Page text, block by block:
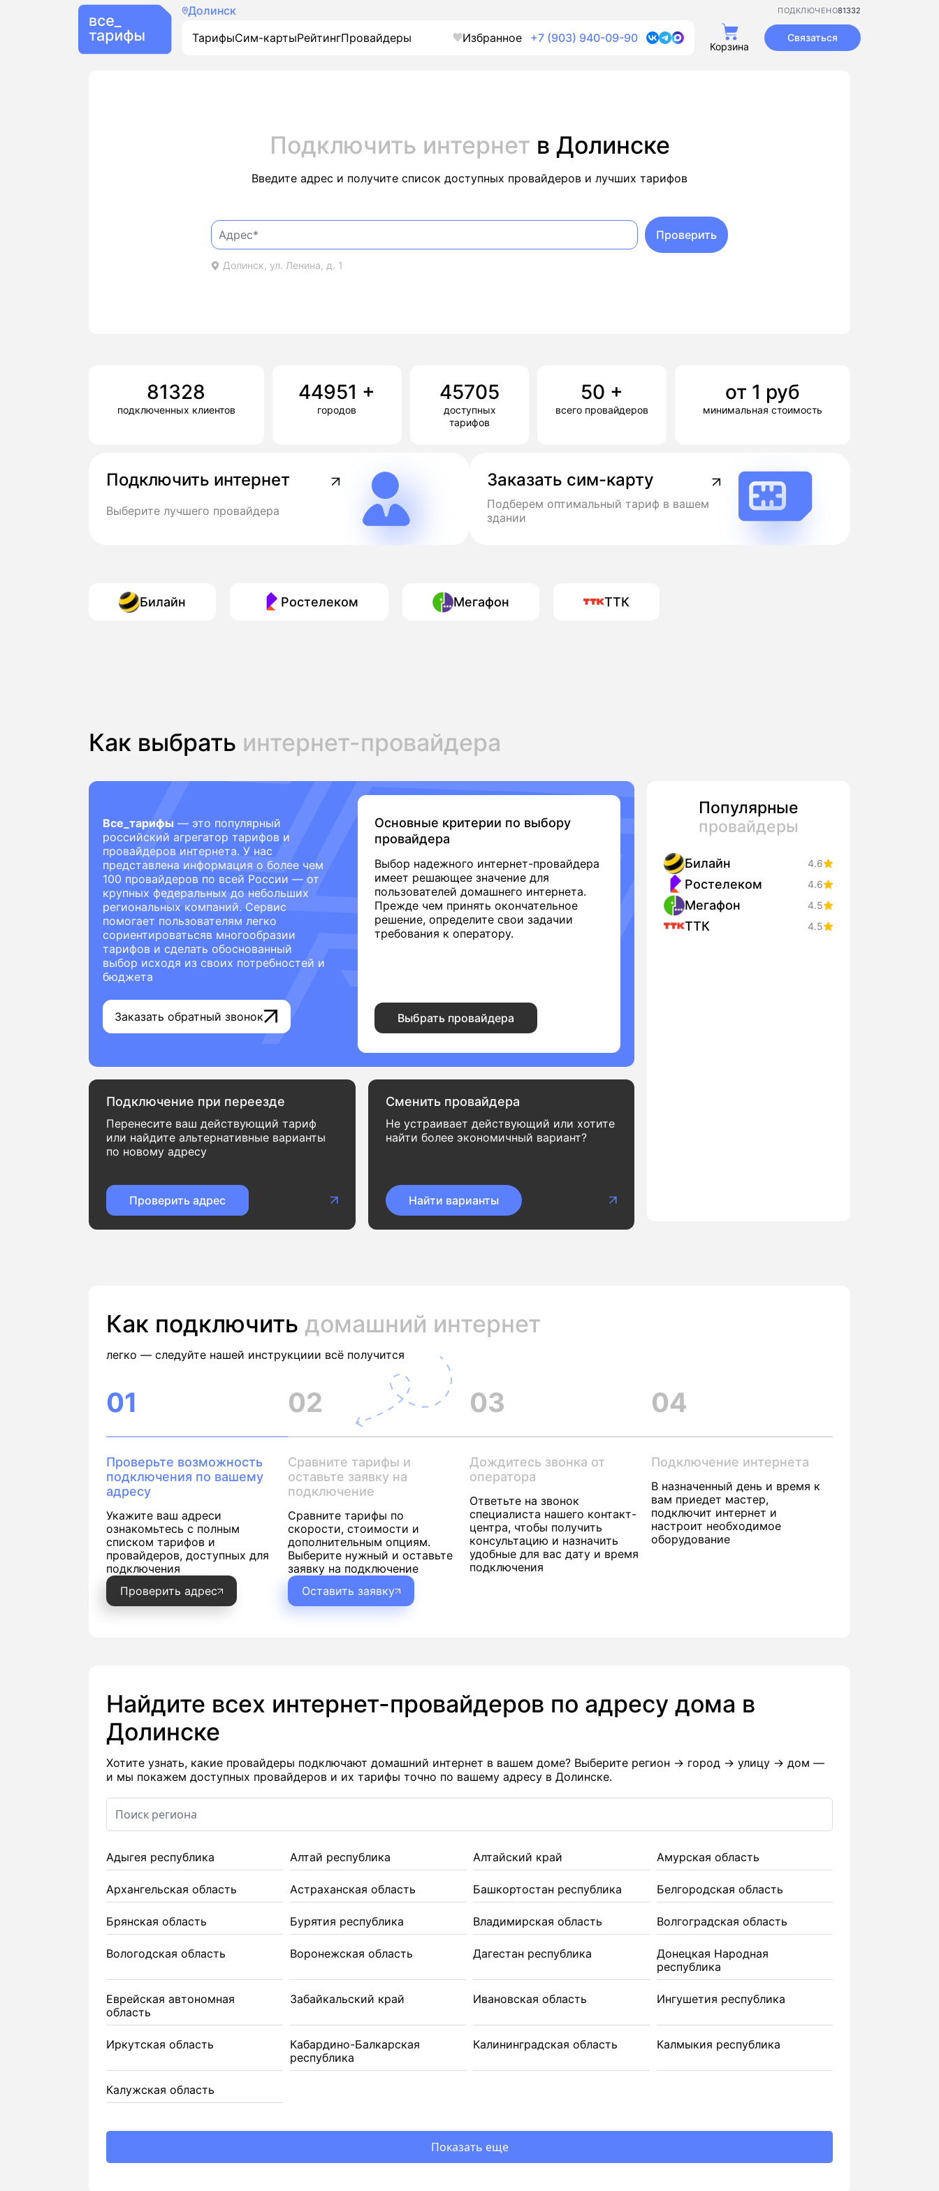
Долинск 81332
ПОДКЛЮЧЕНО
ТарифыСим-картыРейтингПровайдеры Избранное +7 (903) 940-09-90
Корзина
Связаться
Подключить интернет в Долинске
Введите адрес и получите список доступных провайдеров и лучших тарифов
Долинск, ул. Ленина, д. 1
Проверить
81328
подключенных клиентов
44951 +
городов
45705
доступных
тарифов
50 +
всего провайдеров
от 1 руб
минимальная стоимость
Подключить интернет
Выберите лучшего провайдера
Заказать сим-карту
Подберем оптимальный тариф в вашем
здании
Билайн Ростелеком Мегафон ТТК
Как выбрать интернет-провайдера
Все_тарифы — это популярный
российский агрегатор тарифов и
провайдеров интернета. У нас
представлена информация о более чем
100 провайдеров по всей России — от
крупных федеральных до небольших
региональных компаний. Сервис
помогает пользователям легко
сориентироватьсяв многообразии
тарифов и сделать обоснованный
выбор исходя из своих потребностей и
бюджета
Заказать обратный звонок
Основные критерии по выбору
провайдера
Выбор надежного интернет-провайдера
имеет решающее значение для
пользователей домашнего интернета.
Прежде чем принять окончательное
решение, определите свои задачии
требования к оператору.
Выбрать провайдера
Подключение при переезде
Перенесите ваш действующий тариф
или найдите альтернативные варианты
по новому адресу
Проверить адрес
Сменить провайдера
Не устраивает действующий или хотите
найти более экономичный вариант?
Найти варианты
Популярные
провайдеры
Билайн 4.6
Ростелеком 4.6
Мегафон 4.5
ТТК 4.5
Как подключить домашний интернет
легко — следуйте нашей инструкциии всё получится
01
Проверьте возможность
подключения по вашему
адресу
Укажите ваш адреси
ознакомьтесь с полным
списком тарифов и
провайдеров, доступных для
подключения
Проверить адрес
02
Сравните тарифы и
оставьте заявку на
подключение
Сравните тарифы по
скорости, стоимости и
дополнительным опциям.
Выберите нужный и оставьте
заявку на подключение
Оставить заявку
03
Дождитесь звонка от
оператора
Ответьте на звонок
специалиста нашего контакт-
центра, чтобы получить
консультацию и назначить
удобные для вас дату и время
подключения
04
Подключение интернета
В назначенный день и время к
вам приедет мастер,
подключит интернет и
настроит необходимое
оборудование
Найдите всех интернет-провайдеров по адресу дома в
Долинске
Хотите узнать, какие провайдеры подключают домашний интернет в вашем доме? Выберите регион → город → улицу → дом —
и мы покажем доступных провайдеров и их тарифы точно по вашему адресу в Долинске.
Адыгея республика Алтай республика Алтайский край Амурская область
Архангельская область Астраханская область Башкортостан республика Белгородская область
Брянская область Бурятия республика Владимирская область Волгоградская область
Вологодская область Воронежская область Дагестан республика
Донецкая Народная
республика
Еврейская автономная
область
Забайкальский край Ивановская область Ингушетия республика
Иркутская область
Кабардино-Балкарская
республика
Калининградская область Калмыкия республика
Калужская область
Показать еще